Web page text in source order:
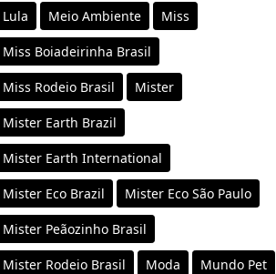
Lula Meio Ambiente Miss
Miss Boiadeirinha Brasil
Miss Rodeio Brasil Mister
Mister Earth Brazil
Mister Earth International
Mister Eco Brazil Mister Eco São Paulo
Mister Peãozinho Brasil
Mister Rodeio Brasil Moda Mundo Pet